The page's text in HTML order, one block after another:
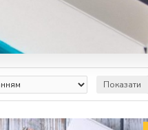
Показати